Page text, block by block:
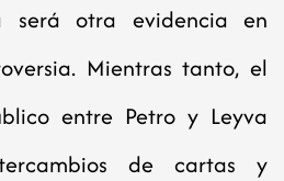
será otra evidencia en
Mientras tanto, el
entre Petro y Leyva
de cartas y